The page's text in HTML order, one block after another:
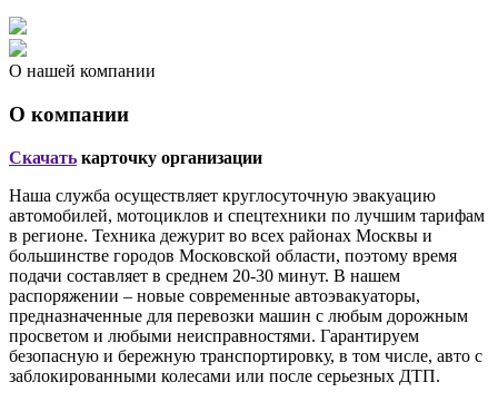
О нашей компании
О компании
Скачать карточку организации
Наша служба осуществляет круглосуточную эвакуацию
автомобилей, мотоциклов и спецтехники по лучшим тарифам
в регионе. Техника дежурит во всех районах Москвы и
большинстве городов Московской области, поэтому время
подачи составляет в среднем 20-30 минут. В нашем
распоряжении – новые современные автоэвакуаторы,
предназначенные для перевозки машин с любым дорожным
просветом и любыми неисправностями. Гарантируем
безопасную и бережную транспортировку, в том числе, авто с
заблокированными колесами или после серьезных ДТП.